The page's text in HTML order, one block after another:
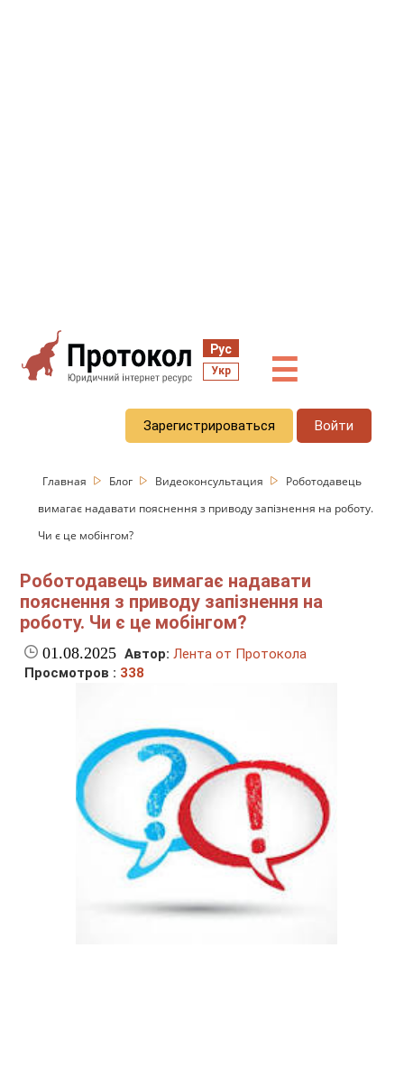
Рус
Укр ☰
Зарегистрироваться Войти
Главная Блог Видеоконсультация
Роботодавець
вимагає надавати пояснення з приводу запізнення на роботу.
Чи є це мобінгом?
Роботодавець вимагає надавати
пояснення з приводу запізнення на
роботу. Чи є це мобінгом?
01.08.2025 Автор: Лента от Протокола
Просмотров : 338